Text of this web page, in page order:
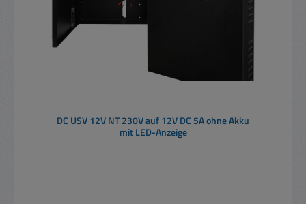
DC USV 12V NT 230V auf 12V DC 5A ohne Akku
mit LED-Anzeige